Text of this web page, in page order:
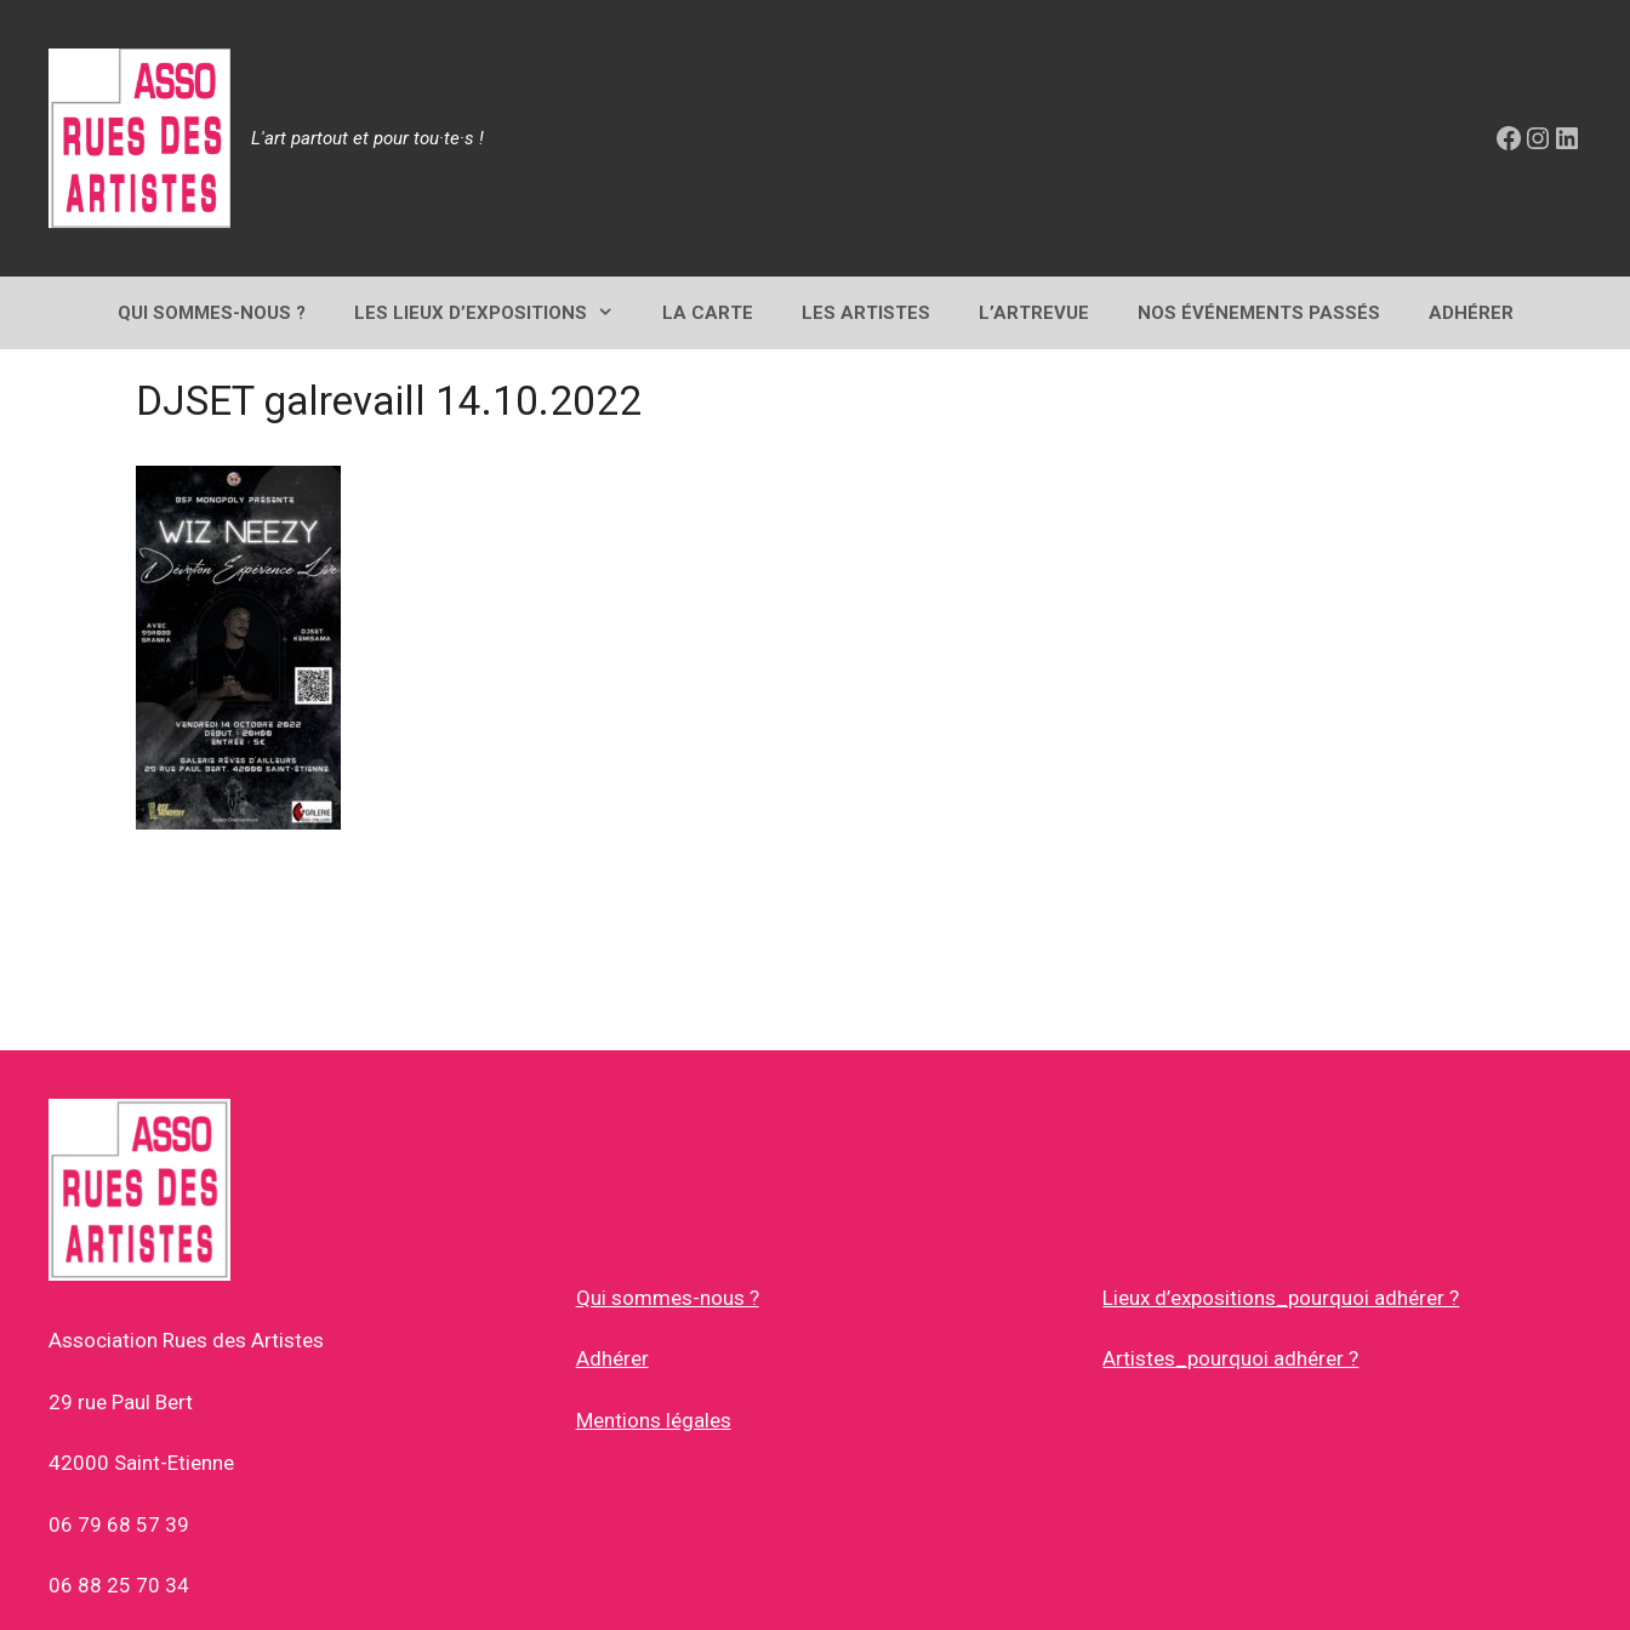
L'art partout et pour tou·te·s ! Facebook
QUI SOMMES-NOUS ? LES LIEUX D’EXPOSITIONS LA CARTE LES ARTISTES L’ARTREVUE NOS ÉVÉNEMENTS PASSÉS ADHÉRER
DJSET galrevaill 14.10.2022
Association Rues des Artistes
29 rue Paul Bert
42000 Saint-Etienne
06 79 68 57 39
06 88 25 70 34
Qui sommes-nous ?
Adhérer
Mentions légales
Lieux d’expositions_pourquoi adhérer ?
Artistes_pourquoi adhérer ?